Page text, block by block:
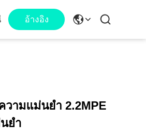
อ้างอิง
วามแม่นยํา 2.2MPE
ยํา